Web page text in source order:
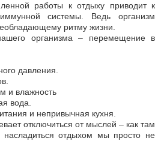
работы к отдыху приводит к
системы. Ведь организм
ритму жизни.
организма – перемещение в
давления.
и влажность
вода.
и непривычная кухня.
отключиться от мыслей – как там
отдыхом мы просто не